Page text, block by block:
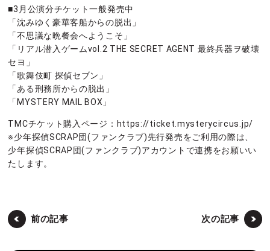
■3月公演分チケット一般発売中
「沈みゆく豪華客船からの脱出」
「不思議な晩餐会へようこそ」
「リアル潜入ゲームvol.2 THE SECRET AGENT 最終兵器ヲ破壊
セヨ」
「歌舞伎町 探偵セブン」
「ある刑務所からの脱出」
「MYSTERY MAIL BOX」
TMCチケット購入ページ：https://ticket.mysterycircus.jp/
※少年探偵SCRAP団(ファンクラブ)先行発売をご利用の際は、
少年探偵SCRAP団(ファンクラブ)アカウントで連携をお願いい
たします。
前の記事 次の記事